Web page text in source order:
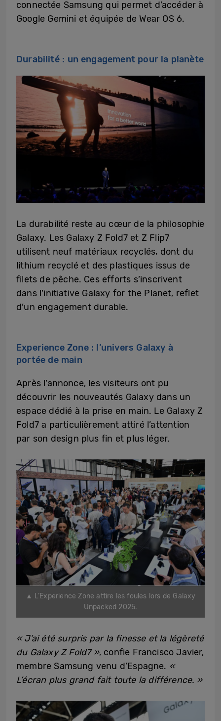
connectée Samsung qui permet d’accéder à
Google Gemini et équipée de Wear OS 6.
Durabilité : un engagement pour la planète
La durabilité reste au cœur de la philosophie
Galaxy. Les Galaxy Z Fold7 et Z Flip7
utilisent neuf matériaux recyclés, dont du
lithium recyclé et des plastiques issus de
filets de pêche. Ces efforts s’inscrivent
dans l’initiative Galaxy for the Planet, reflet
d’un engagement durable.
Experience Zone : l’univers Galaxy à
portée de main
Après l’annonce, les visiteurs ont pu
découvrir les nouveautés Galaxy dans un
espace dédié à la prise en main. Le Galaxy Z
Fold7 a particulièrement attiré l’attention
par son design plus fin et plus léger.
▲ L’Experience Zone attire les foules lors de Galaxy
Unpacked 2025.
« J’ai été surpris par la finesse et la légèreté
du Galaxy Z Fold7 », confie Francisco Javier,
membre Samsung venu d’Espagne. «
L’écran plus grand fait toute la différence. »